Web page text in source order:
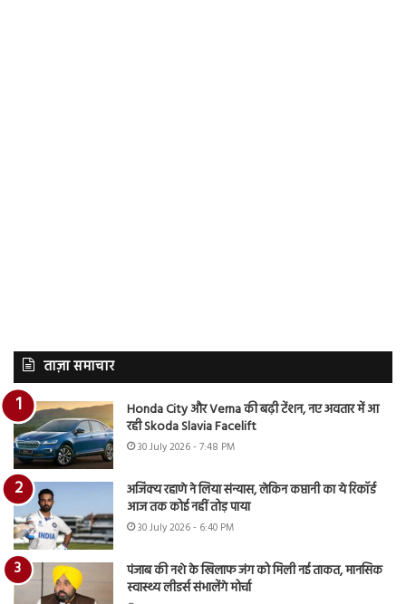
ताज़ा समाचार
Honda City और Verna की बढ़ी टेंशन, नए अवतार में आ
रही Skoda Slavia Facelift
30 July 2026 - 7:48 PM
अजिंक्य रहाणे ने लिया संन्यास, लेकिन कप्तानी का ये रिकॉर्ड
आज तक कोई नहीं तोड़ पाया
30 July 2026 - 6:40 PM
पंजाब की नशे के खिलाफ जंग को मिली नई ताकत, मानसिक
स्वास्थ्य लीडर्स संभालेंगे मोर्चा